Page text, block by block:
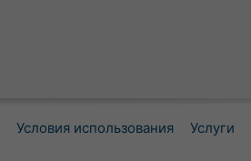
Условия использования Услуги